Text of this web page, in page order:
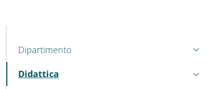
MENU CEV SECOND NAVIGATION
Dipartimento
Didattica
Attivo